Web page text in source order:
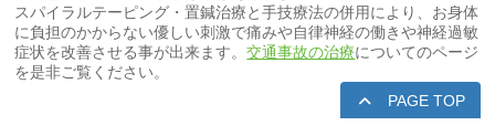
スパイラルテーピング・置鍼治療と手技療法の併用により、お身体
に負担のかからない優しい刺激で痛みや自律神経の働きや神経過敏
症状を改善させる事が出来ます。交通事故の治療についてのページ
を是非ご覧ください。
PAGE TOP